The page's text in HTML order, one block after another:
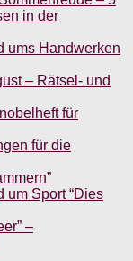
in der
ums Handwerken
– Rätsel- und
für
für die
um Sport “Dies
–